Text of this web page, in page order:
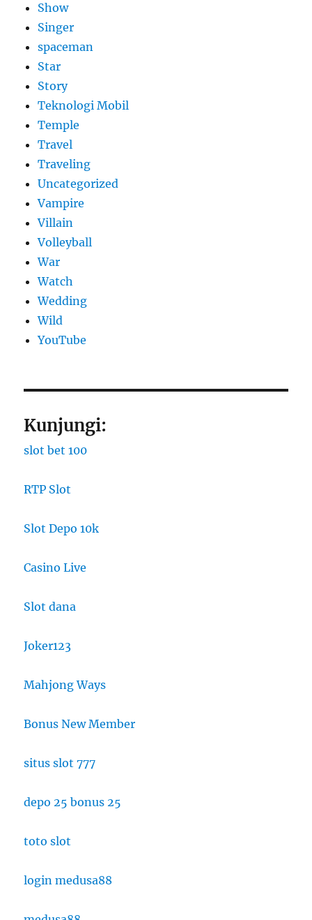
Show
Singer
spaceman
Star
Story
Teknologi Mobil
Temple
Travel
Traveling
Uncategorized
Vampire
Villain
Volleyball
War
Watch
Wedding
Wild
YouTube
Kunjungi:
slot bet 100
RTP Slot
Slot Depo 10k
Casino Live
Slot dana
Joker123
Mahjong Ways
Bonus New Member
situs slot 777
depo 25 bonus 25
toto slot
login medusa88